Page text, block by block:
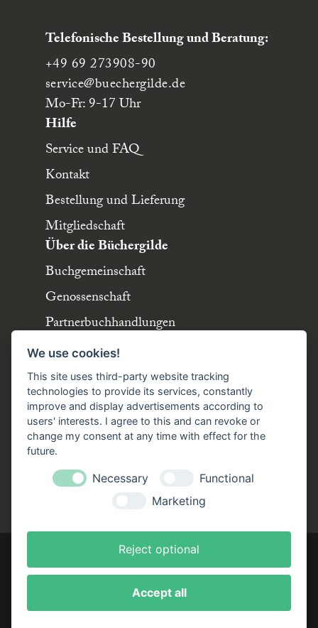
Telefonische Bestellung und Beratung:
+49 69 273908-90
service@buechergilde.de
Mo-Fr: 9-17 Uhr
Hilfe
Service und FAQ
Kontakt
Bestellung und Lieferung
Mitgliedschaft
Über die Büchergilde
Buchgemeinschaft
Genossenschaft
Partnerbuchhandlungen
Büchergilde online
Stellenangebote
Folgen Sie uns!
FacebookInstagramYouTubeTikTok
Zustellung durch:
Impressum
We use cookies!
This site uses third-party website tracking
technologies to provide its services, constantly
improve and display advertisements according to
users' interests. I agree to this and can revoke or
change my consent at any time with effect for the
future.
Necessary
Functional
Marketing
Reject optional
Accept all